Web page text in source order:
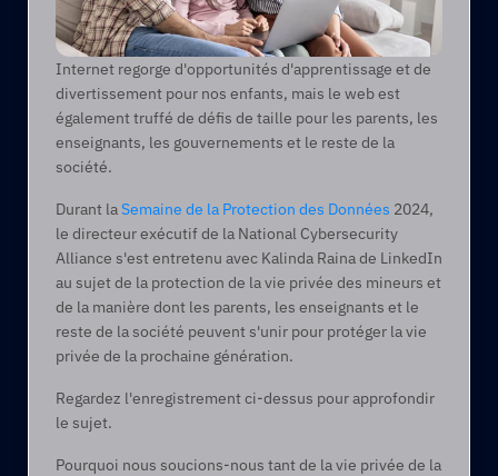
Internet regorge d'opportunités d'apprentissage et de
divertissement pour nos enfants, mais le web est
également truffé de défis de taille pour les parents, les
enseignants, les gouvernements et le reste de la
société.
Durant la Semaine de la Protection des Données 2024,
le directeur exécutif de la National Cybersecurity
Alliance s'est entretenu avec Kalinda Raina de LinkedIn
au sujet de la protection de la vie privée des mineurs et
de la manière dont les parents, les enseignants et le
reste de la société peuvent s'unir pour protéger la vie
privée de la prochaine génération.
Regardez l'enregistrement ci-dessus pour approfondir
le sujet.
Pourquoi nous soucions-nous tant de la vie privée de la